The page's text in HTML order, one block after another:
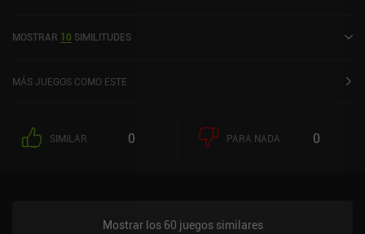
MOSTRAR 10 SIMILITUDES
MÁS JUEGOS COMO ESTE
SIMILAR 0 PARA NADA 0
Mostrar los 60 juegos similares